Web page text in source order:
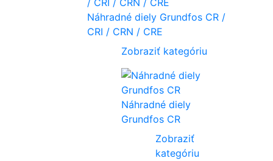
Náhradné diely Grundfos CR /
CRI / CRN / CRE
Zobraziť kategóriu
Náhradné diely
Grundfos CR
Zobraziť
kategóriu